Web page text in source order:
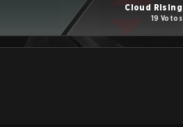
Cloud Rising
19 Votos